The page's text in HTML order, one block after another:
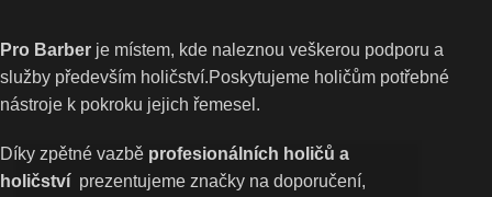
Pro Barber je místem, kde naleznou veškerou podporu a
služby především holičství.Poskytujeme holičům potřebné
nástroje k pokroku jejich řemesel.
Díky zpětné vazbě profesionálních holičů a
holičství prezentujeme značky na doporučení,